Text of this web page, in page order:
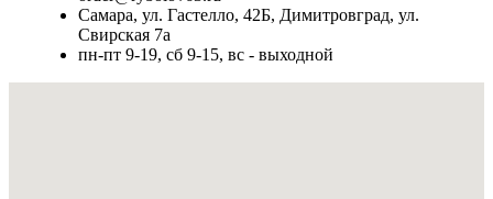
Самара, ул. Гастелло, 42Б, Димитровград, ул.
Свирская 7а
пн-пт 9-19, сб 9-15, вс - выходной